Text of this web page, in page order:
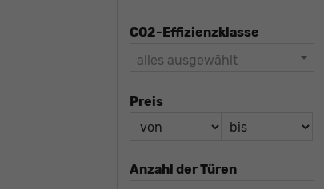
CO2-Effizienzklasse
alles ausgewählt
Preis
Anzahl der Türen